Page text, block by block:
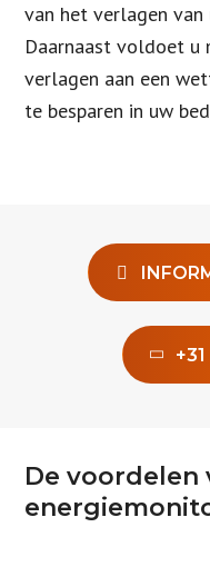
van het verlagen van
Daarnaast voldoet u
verlagen aan een
te besparen in uw
De voordelen